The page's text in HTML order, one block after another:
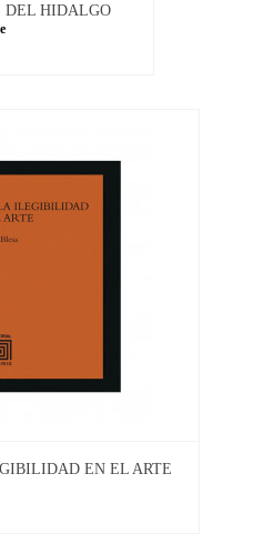
DEL HIDALGO
EN EL ARTE